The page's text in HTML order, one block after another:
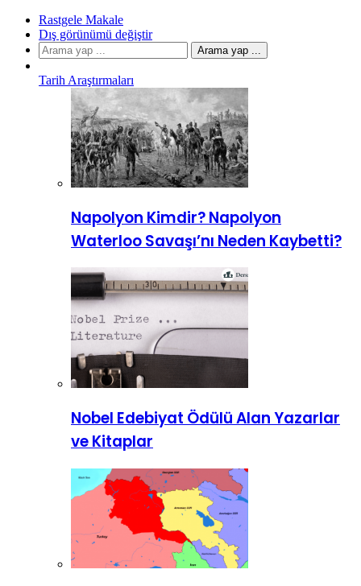
Rastgele Makale
Dış görünümü değiştir
Arama yap ...
Tarih Araştırmaları
Napolyon Kimdir? Napolyon
Waterloo Savaşı’nı Neden Kaybetti?
Nobel Edebiyat Ödülü Alan Yazarlar
ve Kitaplar